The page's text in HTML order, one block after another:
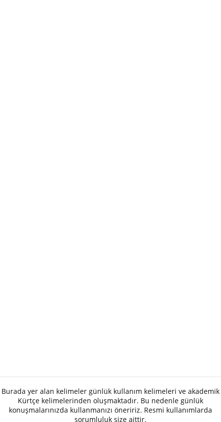
Burada yer alan kelimeler günlük kullanım kelimeleri ve akademik
Kürtçe kelimelerinden oluşmaktadır. Bu nedenle günlük
konuşmalarınızda kullanmanızı öneririz. Resmi kullanımlarda
sorumluluk size aittir.